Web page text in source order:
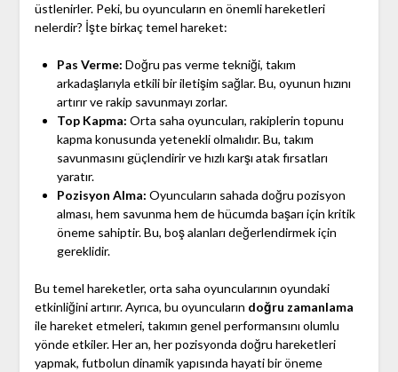
üstlenirler. Peki, bu oyuncuların en önemli hareketleri
nelerdir? İşte birkaç temel hareket:
Pas Verme: Doğru pas verme tekniği, takım
arkadaşlarıyla etkili bir iletişim sağlar. Bu, oyunun hızını
artırır ve rakip savunmayı zorlar.
Top Kapma: Orta saha oyuncuları, rakiplerin topunu
kapma konusunda yetenekli olmalıdır. Bu, takım
savunmasını güçlendirir ve hızlı karşı atak fırsatları
yaratır.
Pozisyon Alma: Oyuncuların sahada doğru pozisyon
alması, hem savunma hem de hücumda başarı için kritik
öneme sahiptir. Bu, boş alanları değerlendirmek için
gereklidir.
Bu temel hareketler, orta saha oyuncularının oyundaki
etkinliğini artırır. Ayrıca, bu oyuncuların doğru zamanlama
ile hareket etmeleri, takımın genel performansını olumlu
yönde etkiler. Her an, her pozisyonda doğru hareketleri
yapmak, futbolun dinamik yapısında hayati bir öneme